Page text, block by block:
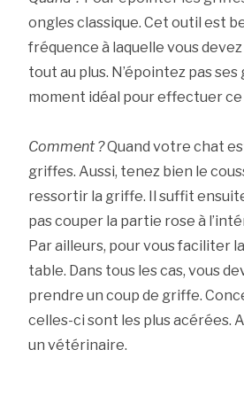
ongles classique. Cet outil est
fréquence à laquelle vous
tout au plus. N’épointez pas
moment idéal pour effectuer ce
Comment ?Quand votre chat
griffes. Aussi, tenez bien le
ressortir la griffe. Il suffit
pas couper la partie rose à
Par ailleurs, pour vous faciliter
table. Dans tous les cas, vous
prendre un coup de griffe.
celles-ci sont les plus acérées.
un vétérinaire.